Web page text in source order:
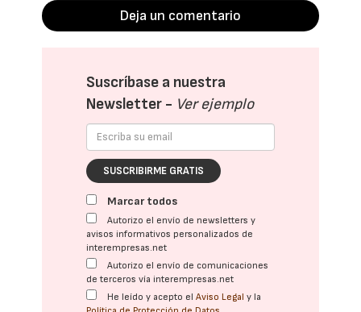
Deja un comentario
Suscríbase a nuestra
Newsletter - Ver ejemplo
SUSCRIBIRME GRATIS
Marcar todos
Autorizo el envío de newsletters y
avisos informativos personalizados de
interempresas.net
Autorizo el envío de comunicaciones
de terceros vía interempresas.net
He leído y acepto elAviso Legal y la